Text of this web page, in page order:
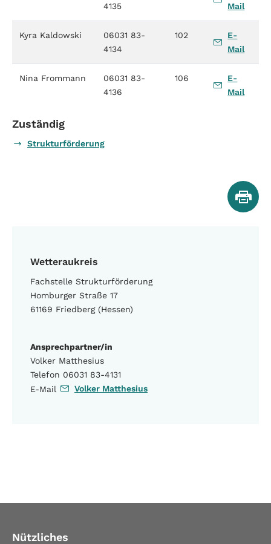
Wetteraukreis
Fachstelle Strukturförderung
Homburger Straße 17
61169 Friedberg (Hessen)
Ansprechpartner/in
Volker Matthesius
Telefon 06031 83-4131
E-Mail
Volker Matthesius
4135
Mail
Kyra Kaldowski
06031 83-
4134
102
E-
Mail
Nina Frommann
06031 83-
4136
106
E-
Mail
Zuständig
Strukturförderung
Nützliches